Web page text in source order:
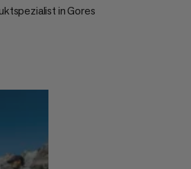
in Gores